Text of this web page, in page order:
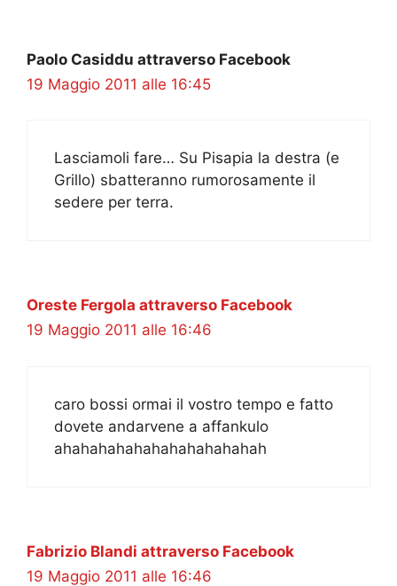
Paolo Casiddu attraverso Facebook
19 Maggio 2011 alle 16:45
Lasciamoli fare… Su Pisapia la destra (e
Grillo) sbatteranno rumorosamente il
sedere per terra.
Oreste Fergola attraverso Facebook
19 Maggio 2011 alle 16:46
caro bossi ormai il vostro tempo e fatto
dovete andarvene a affankulo
ahahahahahahahahahahahah
Fabrizio Blandi attraverso Facebook
19 Maggio 2011 alle 16:46